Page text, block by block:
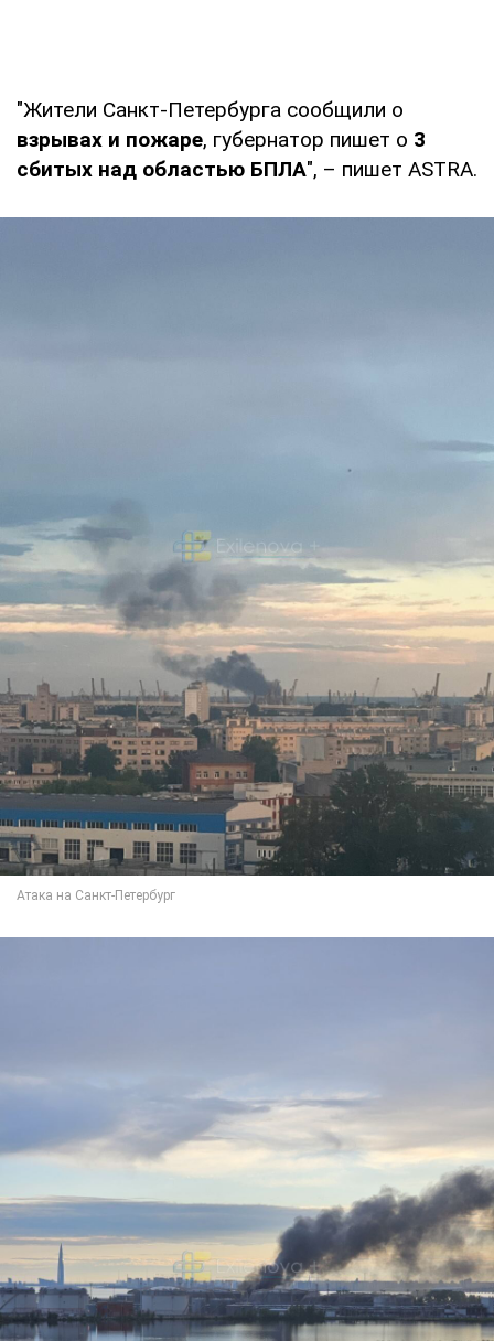
"Жители Санкт-Петербурга сообщили о
взрывах и пожаре, губернатор пишет о 3
сбитых над областью БПЛА", – пишет ASTRA.